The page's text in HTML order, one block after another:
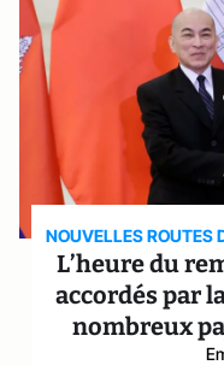
NOUVELLES ROUTES
L’heure du
accordés par
nombreux